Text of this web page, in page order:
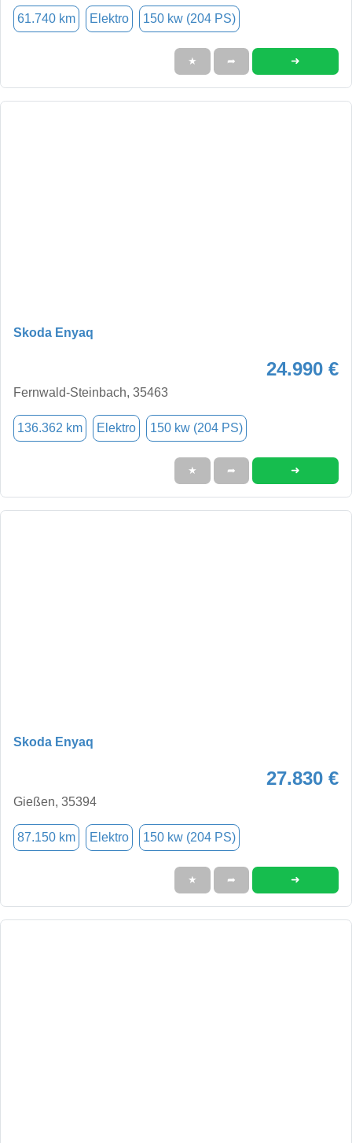
61.740 km Elektro 150 kw (204 PS)
★ ➦ ➜
Skoda Enyaq
24.990 €
Fernwald-Steinbach, 35463
136.362 km Elektro 150 kw (204 PS)
★ ➦ ➜
Skoda Enyaq
27.830 €
Gießen, 35394
87.150 km Elektro 150 kw (204 PS)
★ ➦ ➜